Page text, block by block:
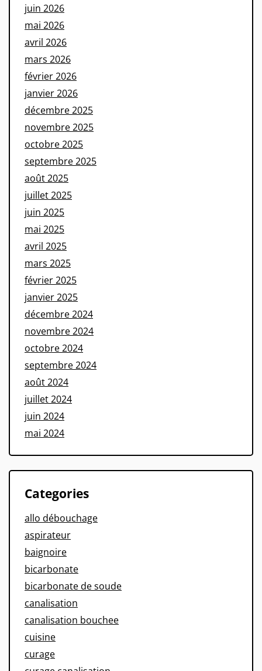
juin 2026
mai 2026
avril 2026
mars 2026
février 2026
janvier 2026
décembre 2025
novembre 2025
octobre 2025
septembre 2025
août 2025
juillet 2025
juin 2025
mai 2025
avril 2025
mars 2025
février 2025
janvier 2025
décembre 2024
novembre 2024
octobre 2024
septembre 2024
août 2024
juillet 2024
juin 2024
mai 2024
Categories
allo débouchage
aspirateur
baignoire
bicarbonate
bicarbonate de soude
canalisation
canalisation bouchee
cuisine
curage